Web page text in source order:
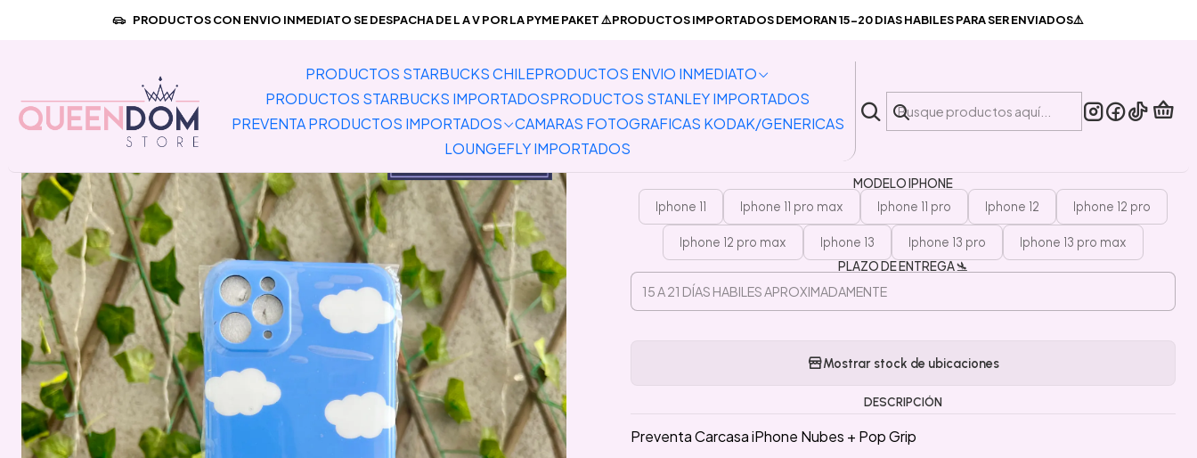
PRODUCTOS STARBUCKS CHILEPRODUCTOS ENVIO INMEDIATO
PRODUCTOS STARBUCKS IMPORTADOSPRODUCTOS STANLEY IMPORTADOS
PREVENTA PRODUCTOS IMPORTADOS
CAMARAS FOTOGRAFICAS KODAK/GENERICAS
LOUNGEFLY IMPORTADOS
PRODUCTOS CON ENVIO INMEDIATO SE DESPACHA DE L A V POR LA PYME PAKET ⚠️PRODUCTOS IMPORTADOS DEMORAN 15-20 DIAS HABILES PARA SER ENVIADOS⚠️
Inicio PREVENTA PRODUCTOS IMPORTADOS Carcasas para Celulares y Auriculares Carcasas Iphone Preventa Carcasa iPhone Nubes + Pop Grip
Preventa Carcasa iPhone Nubes + Pop
Grip
MODELO IPHONE
Iphone 11 Iphone 11 pro max Iphone 11 pro Iphone 12 Iphone 12 pro
Iphone 12 pro max Iphone 13 Iphone 13 pro Iphone 13 pro max
PLAZO DE ENTREGA 🛬
Mostrar stock de ubicaciones
DESCRIPCIÓN
Preventa Carcasa iPhone Nubes + Pop Grip